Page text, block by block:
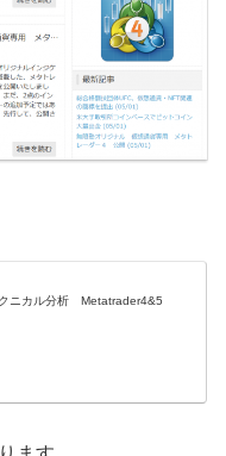
ニカル分析 Metatrader4&5